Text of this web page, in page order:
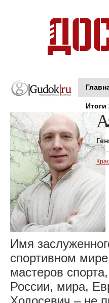
Итоги
Имя
спортивном
мастеров
России, мира,